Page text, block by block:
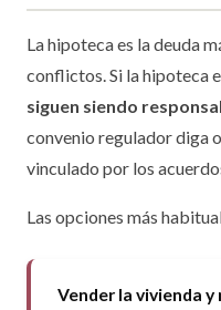
La hipoteca es la deuda
conflictos. Si la hipoteca
siguen siendo
convenio regulador diga
vinculado por los
Las opciones más
Vender la vivienda